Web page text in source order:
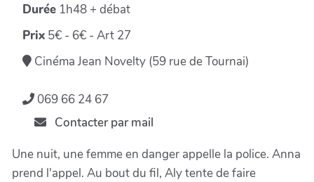
Durée 1h48 + débat
Prix 5€ - 6€ - Art 27
Cinéma Jean Novelty (59 rue de Tournai)
069 66 24 67
Contacter par mail
Une nuit, une femme en danger appelle la police. Anna
prend l'appel. Au bout du fil, Aly tente de faire